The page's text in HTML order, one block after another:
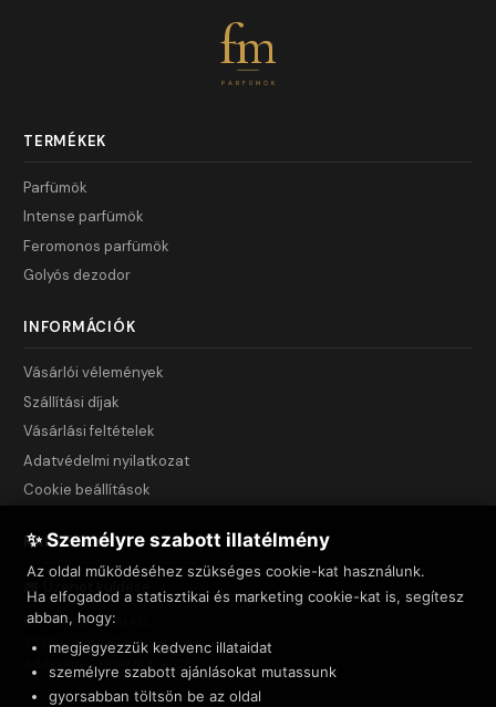
fm
PARFÜMÖK
TERMÉKEK
Parfümök
Intense parfümök
Feromonos parfümök
Golyós dezodor
INFORMÁCIÓK
Vásárlói vélemények
Szállítási díjak
Vásárlási feltételek
Adatvédelmi nyilatkozat
Cookie beállítások
KAPCSOLAT
Üzenet küldése
NET INNOVATION Kft.
3535 Miskolc, Csendes u. 44.
Adószám: 23999743-2-05
✨ Személyre szabott illatélmény
Az oldal működéséhez szükséges cookie-kat használunk.
Ha elfogadod a statisztikai és marketing cookie-kat is, segítesz
abban, hogy:
megjegyezzük kedvenc illataidat
személyre szabott ajánlásokat mutassunk
gyorsabban töltsön be az oldal